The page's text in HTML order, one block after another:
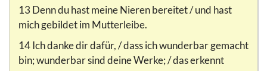
13 Denn du hast meine Nieren bereitet / und hast
mich gebildet im Mutterleibe.
14 Ich danke dir dafür, / dass ich wunderbar gemacht
bin; wunderbar sind deine Werke; / das erkennt